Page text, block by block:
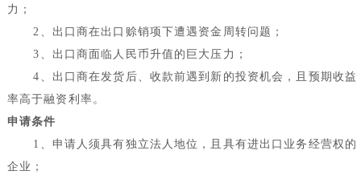
力；
2 、出口商在出口赊销项下遭遇资金周转问题；
3 、出口商面临人民币升值的巨大压力；
4 、出口商在发货后、收款前遇到新的投资机会，且预期收益
率高于融资利率。
申请条件
1 、申请人须具有独立法人地位，且具有进出口业务经营权的
企业；